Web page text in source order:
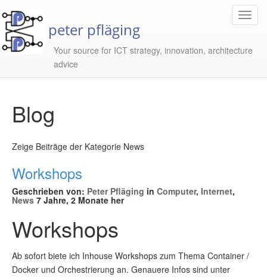
peter pfläging
Your source for ICT strategy, innovation, architecture
advice
Blog
Zeige Beiträge der Kategorie News
Workshops
Geschrieben von: Peter Pfläging in Computer, Internet,
News 7 Jahre, 2 Monate her
Workshops
Ab sofort biete ich Inhouse Workshops zum Thema Container /
Docker und Orchestrierung an. Genauere Infos sind unter